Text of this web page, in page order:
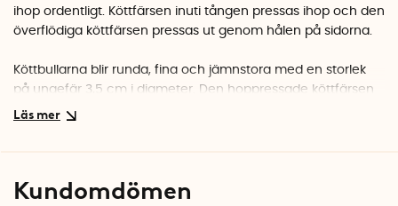
ihop ordentligt. Köttfärsen inuti tången pressas ihop och den
överflödiga köttfärsen pressas ut genom hålen på sidorna.
Köttbullarna blir runda, fina och jämnstora med en storlek
på ungefär 3,5 cm i diameter. Den hoppressade köttfärsen
håller ihop bra vilket gör att köttbullarna fortsätter att vara
att köttfärsen fastnar på metallen. Köttbullaren ska endast
Kundomdömen